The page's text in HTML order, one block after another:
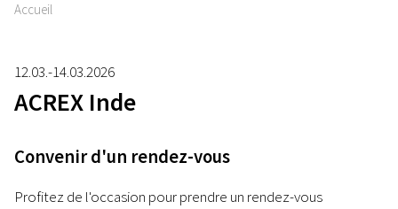
Accueil
12.03.-14.03.2026
ACREX Inde
Convenir d'un rendez-vous
Profitez de l'occasion pour prendre un rendez-vous